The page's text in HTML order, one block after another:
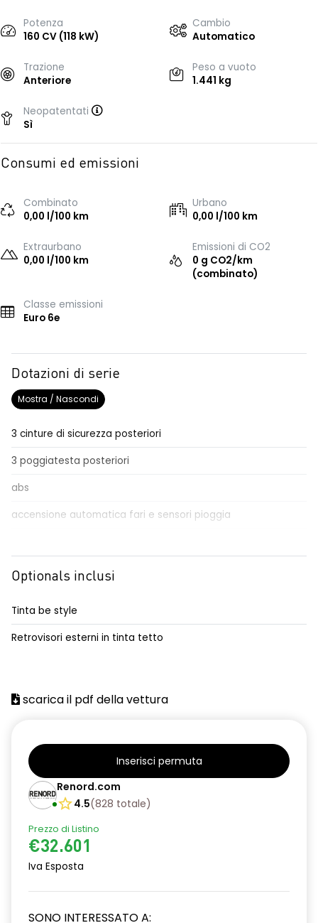
Potenza
160 CV (118 kW)
Cambio
Automatico
Trazione
Anteriore
Peso a vuoto
1.441 kg
Neopatentati
Sì
Consumi ed emissioni
Combinato
0,00 l/100 km
Urbano
0,00 l/100 km
Extraurbano
0,00 l/100 km
Emissioni di CO2
0 g CO2/km
(combinato)
Classe emissioni
Euro 6e
Dotazioni di serie
Mostra / Nascondi
3 cinture di sicurezza posteriori
3 poggiatesta posteriori
abs
accensione automatica fari e sensori pioggia
airbag frontale conducente e passeggero
alzacristalli posteriori elettrici impulsionali
azacristalli anteriori elettrici e impulsionali
cerchi in lega da 18''
climatizzatore automatico
criterio tecnico per tetto panoramico
design cerchi in lega da 18'' diamantati black hole
disattivazione ADAS
distance warning avviso distanza di sicurezza
doppio fondo bagagliaio
Optionals inclusi
Tinta be style
Retrovisori esterni in tinta tetto
scarica il pdf della vettura
Inserisci permuta
Renord.com
4.5(828 totale)
Prezzo di Listino
€32.601
Iva Esposta
SONO INTERESSATO A: